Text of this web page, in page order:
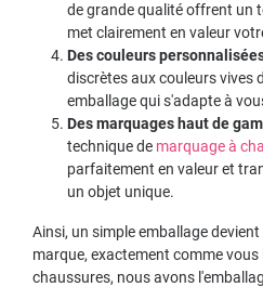
de grande qualité offrent un
met clairement en valeur
Des couleurs
discrètes aux couleurs vives
emballage qui s'adapte à
Des marquages haut de
technique de marquage à
parfaitement en valeur et
un objet unique.
Ainsi, un simple emballage
marque, exactement comme
chaussures, nous avons